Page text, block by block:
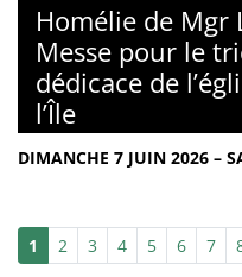
Homélie de Mgr
Messe pour le
dédicace de
l’Île
DIMANCHE 7 JUIN 2026 –
1 2 3 4 5 6 7